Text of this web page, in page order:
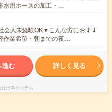
水用ホースの加工・…
会人未経験OK▼こんな方におすす
作業希望・朝までの夜…
進む 詳しく見る
社日本ケイテム